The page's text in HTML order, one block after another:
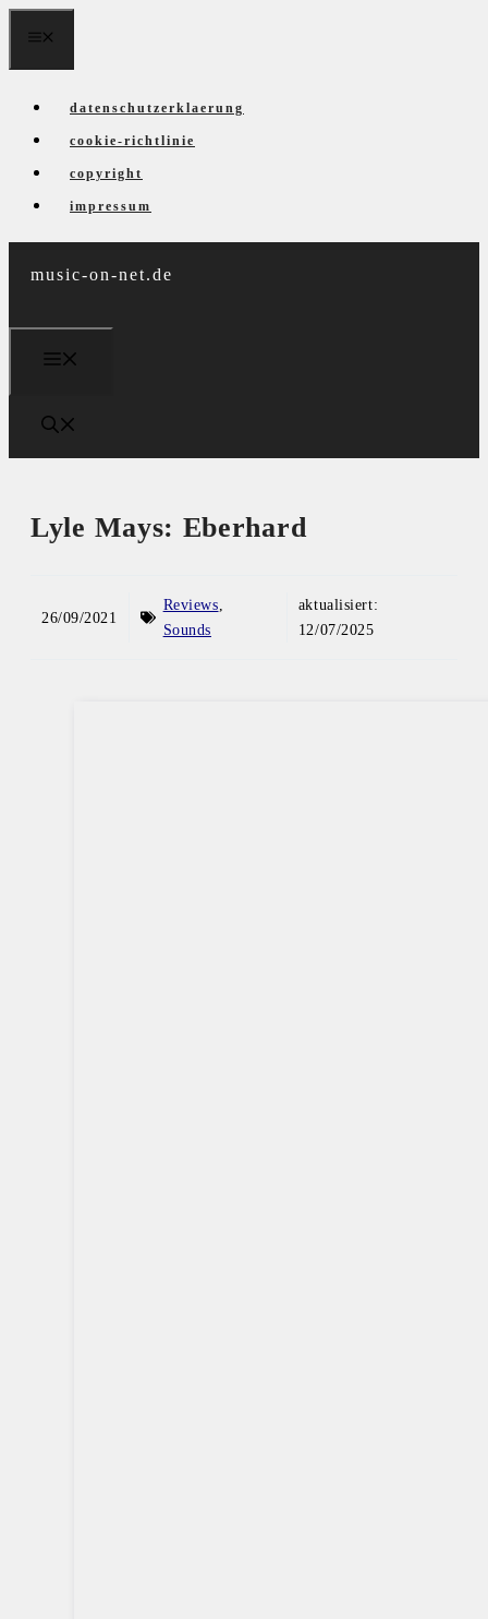
datenschutzerklaerung
cookie-richtlinie
copyright
impressum
music-on-net.de
Lyle Mays: Eberhard
26/09/2021
Reviews,
Sounds
aktualisiert:
12/07/2025